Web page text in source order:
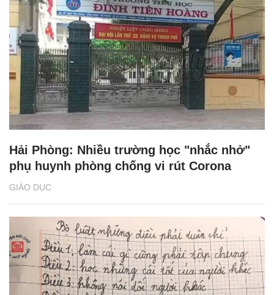
GIÁO DỤC
Hải Phòng: Nhiều trường học "nhắc nhở"
phụ huynh phòng chống vi rút Corona